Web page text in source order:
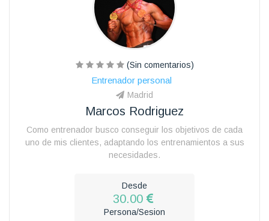
(Sin comentarios)
Entrenador personal
Madrid
Marcos Rodriguez
Como entrenador busco conseguir los objetivos de cada
uno de mis clientes, adaptando los entrenamientos a sus
necesidades.
Desde
30.00
Persona/Sesion